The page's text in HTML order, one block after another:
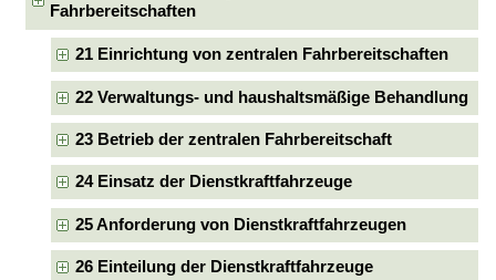
Fahrbereitschaften
21 Einrichtung von zentralen Fahrbereitschaften
22 Verwaltungs- und haushaltsmäßige Behandlung
23 Betrieb der zentralen Fahrbereitschaft
24 Einsatz der Dienstkraftfahrzeuge
25 Anforderung von Dienstkraftfahrzeugen
26 Einteilung der Dienstkraftfahrzeuge